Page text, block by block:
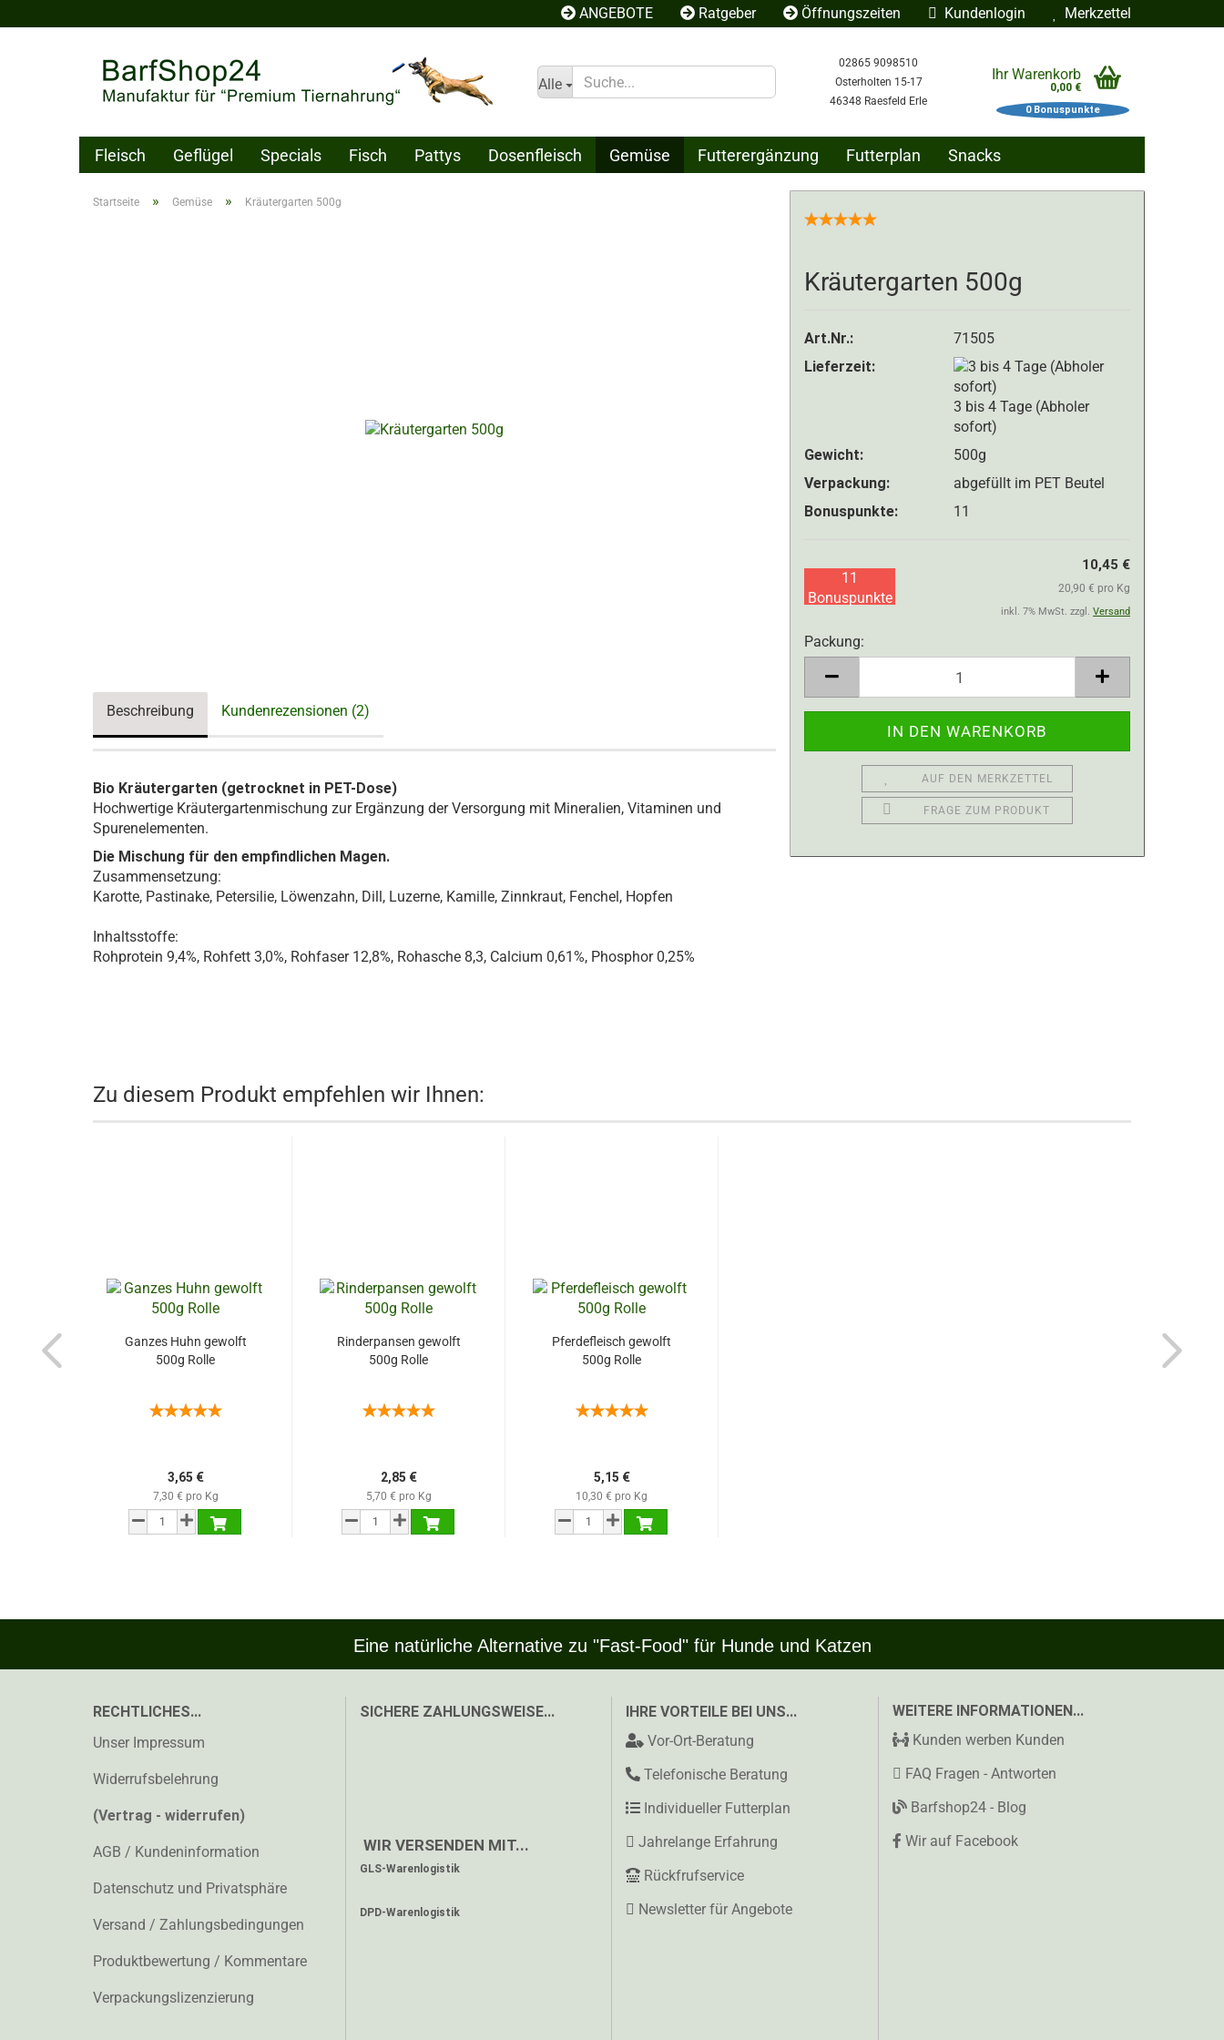
ANGEBOTE Ratgeber Öffnungszeiten Kundenlogin
Konto erstellen
Merkzettel
Alle
02865 9098510
Osterholten 15-17
46348 Raesfeld Erle
Ihr Warenkorb
0,00 €
0Bonuspunkte
Fleisch Geflügel Specials Fisch Pattys Dosenfleisch Gemüse Futterergänzung Futterplan
Snacks
ÜBER UNS BLOG
Startseite » Gemüse » Kräutergarten 500g
Kräutergarten 500g
Art.Nr.:
71505
Lieferzeit:
3 bis 4 Tage (Abholer
sofort)
Gewicht:
500g
Verpackung:
abgefüllt im PET Beutel
Bonuspunkte:
11
10,45 €
20,90 € pro Kg
inkl. 7% MwSt. zzgl. Versand
11
Bonuspunkte
Packung:
Packung
AUF DEN MERKZETTEL
FRAGE ZUM PRODUKT
Beschreibung Kundenrezensionen (2)
Bio Kräutergarten (getrocknet in PET-Dose)
Hochwertige Kräutergartenmischung zur Ergänzung der Versorgung mit Mineralien, Vitaminen und
Spurenelementen.
Die Mischung für den empfindlichen Magen.
Zusammensetzung:
Karotte, Pastinake, Petersilie, Löwenzahn, Dill, Luzerne, Kamille, Zinnkraut, Fenchel, Hopfen
Inhaltsstoffe:
Rohprotein 9,4%, Rohfett 3,0%, Rohfaser 12,8%, Rohasche 8,3, Calcium 0,61%, Phosphor 0,25%
Zu diesem Produkt empfehlen wir Ihnen:
Ganzes Huhn gewolft
500g Rolle
3,65 €
7,30 € pro Kg
Rinderpansen gewolft
500g Rolle
2,85 €
5,70 € pro Kg
Pferdefleisch gewolft
500g Rolle
5,15 €
10,30 € pro Kg
Eine natürliche Alternative zu "Fast-Food" für Hunde und Katzen
RECHTLICHES...
Unser Impressum
Widerrufsbelehrung
(Vertrag - widerrufen)
AGB / Kundeninformation
Datenschutz und Privatsphäre
Versand / Zahlungsbedingungen
Produktbewertung / Kommentare
Verpackungslizenzierung
SICHERE ZAHLUNGSWEISE...
WIR VERSENDEN MIT...
GLS-Warenlogistik
DPD-Warenlogistik
IHRE VORTEILE BEI UNS...
Vor-Ort-Beratung
Telefonische Beratung
Individueller Futterplan
Jahrelange Erfahrung
Rückfrufservice
Newsletter für Angebote
WEITERE INFORMATIONEN...
Kunden werben Kunden
FAQ Fragen - Antworten
Barfshop24 - Blog
Wir auf Facebook